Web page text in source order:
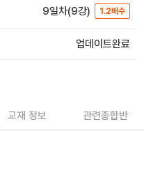
9일차(9강) 1.2배수
업데이트완료
교재 정보 관련종합반